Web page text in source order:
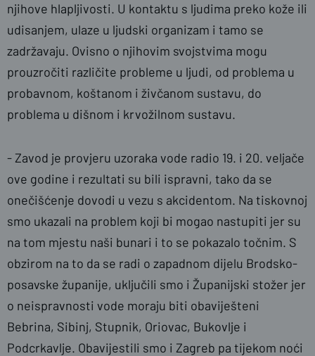
njihove hlapljivosti. U kontaktu s ljudima preko kože ili
udisanjem, ulaze u ljudski organizam i tamo se
zadržavaju. Ovisno o njihovim svojstvima mogu
prouzročiti različite probleme u ljudi, od problema u
probavnom, koštanom i živčanom sustavu, do
problema u dišnom i krvožilnom sustavu.
- Zavod je provjeru uzoraka vode radio 19. i 20. veljače
ove godine i rezultati su bili ispravni, tako da se
onečišćenje dovodi u vezu s akcidentom. Na tiskovnoj
smo ukazali na problem koji bi mogao nastupiti jer su
na tom mjestu naši bunari i to se pokazalo točnim. S
obzirom na to da se radi o zapadnom dijelu Brodsko-
posavske županije, uključili smo i Županijski stožer jer
o neispravnosti vode moraju biti obaviješteni
Bebrina, Sibinj, Stupnik, Oriovac, Bukovlje i
Podcrkavlje. Obavijestili smo i Zagreb pa tijekom noći